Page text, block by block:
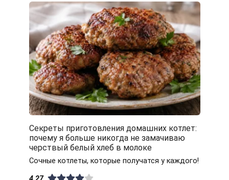
Секреты приготовления домашних котлет:
почему я больше никогда не замачиваю
черствый белый хлеб в молоке
Сочные котлеты, которые получатся у каждого!